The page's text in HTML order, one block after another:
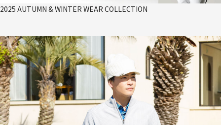
2025 AUTUMN & WINTER WEAR COLLECTION